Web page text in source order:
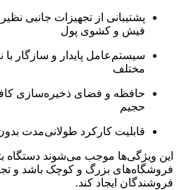
پشتیبانی از تجهیزات جانبی
فیش و کشوی پول
سیستم‌عامل پایدار و سازگار
مختلف
حافظه و فضای ذخیره‌سازی
حجیم
قابلیت کارکرد طولانی‌مدت
این ویژگی‌ها موجب می‌شوند دستگاه
فروشگاه‌های بزرگ و کوچک باشد و
فروشندگان ایجاد کند.